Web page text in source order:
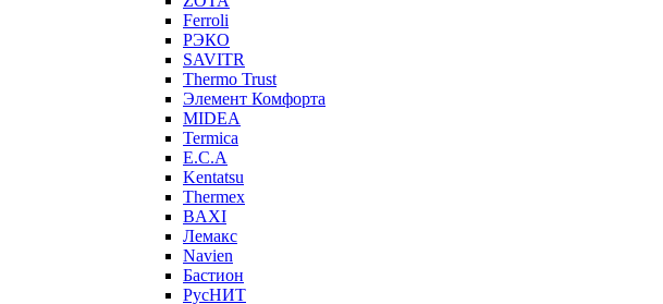
Ferroli
РЭКО
SAVITR
Thermo Trust
Элемент Комфорта
MIDEA
Termica
E.C.A
Kentatsu
Thermex
BAXI
Лемакс
Navien
Бастион
РусНИТ